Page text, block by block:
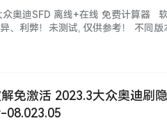
奥迪SFD 离线+在线 免费计算器
、利弊！未测试, 仅供参考！ 不同
断, 勤则利, 荒则废！ 本站资源：…...
免激活 2023.3大众奥迪刷
08.023.05